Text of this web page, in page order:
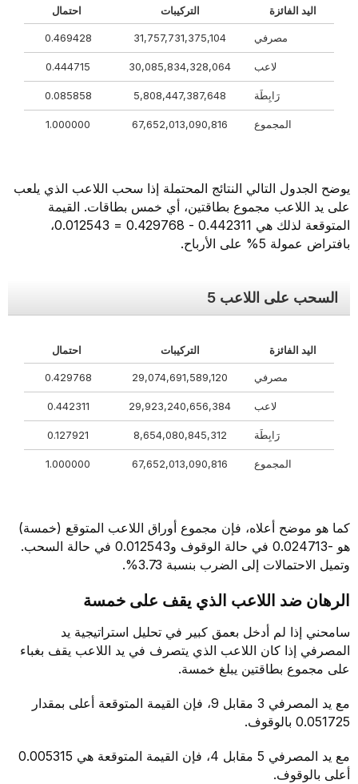
اليد الفائزة التركيبات احتمال
مصرفي 31,757,731,375,104
0.469428
لاعب 30,085,834,328,064
0.444715
رَابِطَة 5,808,447,387,648
0.085858
المجموع 67,652,013,090,816
1.000000
يوضح الجدول التالي النتائج المحتملة إذا سحب اللاعب الذي يلعب
على يد اللاعب مجموع بطاقتين، أي خمس بطاقات. القيمة
المتوقعة لذلك هي 0.442311 - 0.429768 = 0.012543،
بافتراض عمولة 5% على الأرباح.
السحب على اللاعب 5
اليد الفائزة التركيبات احتمال
مصرفي 29,074,691,589,120
0.429768
لاعب 29,923,240,656,384
0.442311
رَابِطَة 8,654,080,845,312
0.127921
المجموع 67,652,013,090,816
1.000000
كما هو موضح أعلاه، فإن مجموع أوراق اللاعب المتوقع (خمسة)
هو -0.024713 في حالة الوقوف و0.012543 في حالة السحب.
وتميل الاحتمالات إلى الضرب بنسبة 3.73%.
الرهان ضد اللاعب الذي يقف على خمسة
سامحني إذا لم أدخل بعمق كبير في تحليل استراتيجية يد
المصرفي إذا كان اللاعب الذي يتصرف في يد اللاعب يقف بغباء
على مجموع بطاقتين يبلغ خمسة.
مع يد المصرفي 3 مقابل 9، فإن القيمة المتوقعة أعلى بمقدار
0.051725 بالوقوف.
مع يد المصرفي 5 مقابل 4، فإن القيمة المتوقعة هي 0.005315
أعلى بالوقوف.